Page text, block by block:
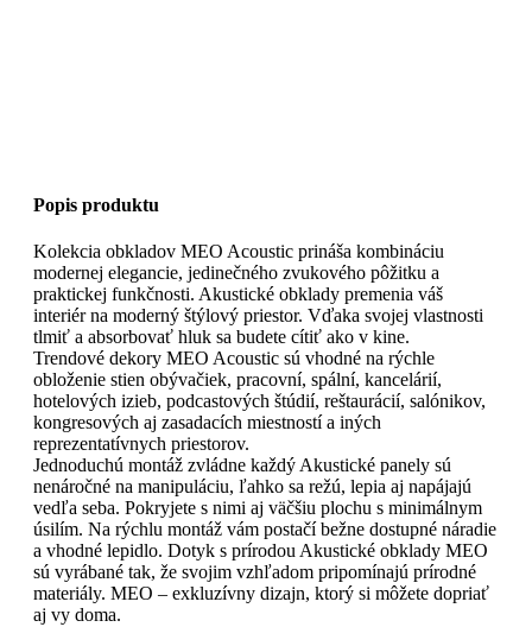
Popis produktu
Kolekcia obkladov MEO Acoustic prináša kombináciu
modernej elegancie, jedinečného zvukového pôžitku a
praktickej funkčnosti. Akustické obklady premenia váš
interiér na moderný štýlový priestor. Vďaka svojej vlastnosti
tlmiť a absorbovať hluk sa budete cítiť ako v kine.
Trendové dekory MEO Acoustic sú vhodné na rýchle
obloženie stien obývačiek, pracovní, spální, kancelárií,
hotelových izieb, podcastových štúdií, reštaurácií, salónikov,
kongresových aj zasadacích miestností a iných
reprezentatívnych priestorov.
Jednoduchú montáž zvládne každý Akustické panely sú
nenáročné na manipuláciu, ľahko sa režú, lepia aj napájajú
vedľa seba. Pokryjete s nimi aj väčšiu plochu s minimálnym
úsilím. Na rýchlu montáž vám postačí bežne dostupné náradie
a vhodné lepidlo. Dotyk s prírodou Akustické obklady MEO
sú vyrábané tak, že svojim vzhľadom pripomínajú prírodné
materiály. MEO – exkluzívny dizajn, ktorý si môžete dopriať
aj vy doma.